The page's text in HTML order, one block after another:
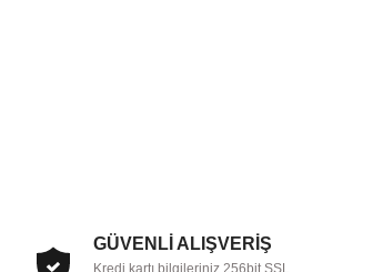
GÜVENLİ ALIŞVERİŞ
Kredi kartı bilgileriniz 256bit SSL